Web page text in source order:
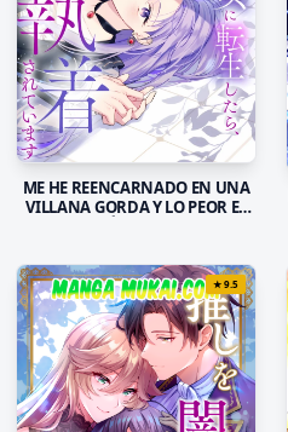
ME HE REENCARNADO EN UNA
VILLANA GORDA Y LO PEOR ES
★9.5